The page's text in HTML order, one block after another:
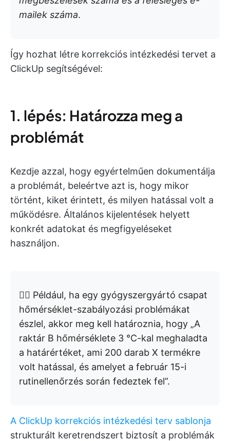
mailek száma.
Így hozhat létre korrekciós intézkedési tervet a
ClickUp segítségével:
1. lépés: Határozza meg a
problémát
Kezdje azzal, hogy egyértelműen dokumentálja
a problémát, beleértve azt is, hogy mikor
történt, kiket érintett, és milyen hatással volt a
működésre. Általános kijelentések helyett
konkrét adatokat és megfigyeléseket
használjon.
👉🏼 Például, ha egy gyógyszergyártó csapat
hőmérséklet-szabályozási problémákat
észlel, akkor meg kell határoznia, hogy „A
raktár B hőmérséklete 3 °C-kal meghaladta
a határértéket, ami 200 darab X termékre
volt hatással, és amelyet a február 15-i
rutinellenőrzés során fedeztek fel”.
A ClickUp korrekciós intézkedési terv sablonja
strukturált keretrendszert biztosít a problémák